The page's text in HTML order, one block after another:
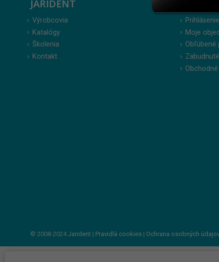
JARIDENT
Výrobcovia
Katalógy
Školenia
Kontakt
Moje
Obľúbené
© 2008-2024Jarident | Pravidlá cookies | Ochrana osobných